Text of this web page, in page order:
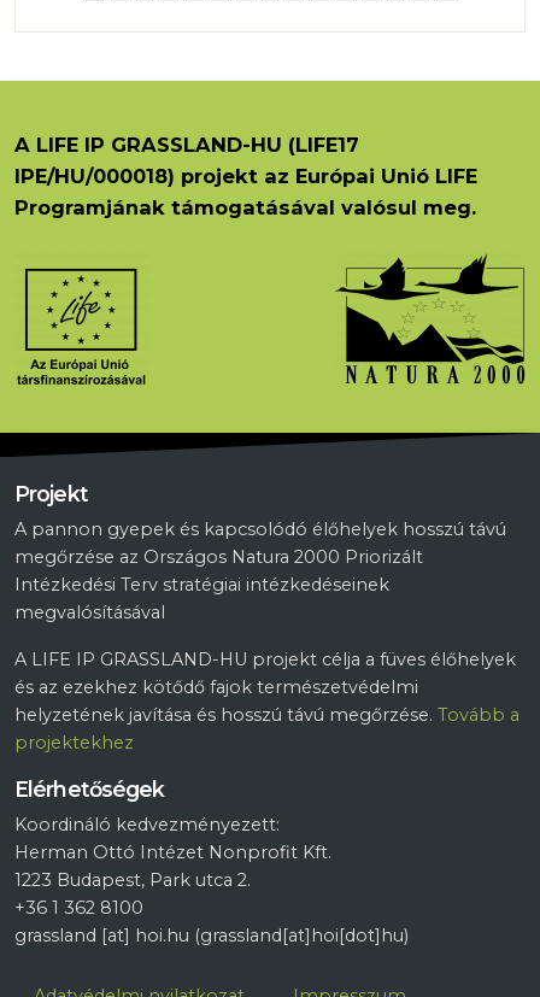
A LIFE IP GRASSLAND-HU (LIFE17
IPE/HU/000018) projekt az Európai Unió LIFE
Programjának támogatásával valósul meg.
Projekt
A pannon gyepek és kapcsolódó élőhelyek hosszú távú
megőrzése az Országos Natura 2000 Priorizált
Intézkedési Terv stratégiai intézkedéseinek
megvalósításával
A LIFE IP GRASSLAND-HU projekt célja a füves élőhelyek
és az ezekhez kötődő fajok természetvédelmi
helyzetének javítása és hosszú távú megőrzése. Tovább a
projektekhez
Elérhetőségek
Koordináló kedvezményezett:
Herman Ottó Intézet Nonprofit Kft.
1223 Budapest, Park utca 2.
+36 1 362 8100
grassland [at] hoi.hu (grassland[at]hoi[dot]hu)
Lábléc